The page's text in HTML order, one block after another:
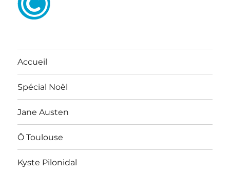
Accueil
Spécial Noël
Jane Austen
Ô Toulouse
Kyste Pilonidal